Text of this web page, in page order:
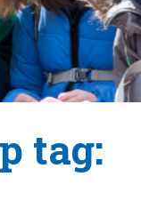
tag: